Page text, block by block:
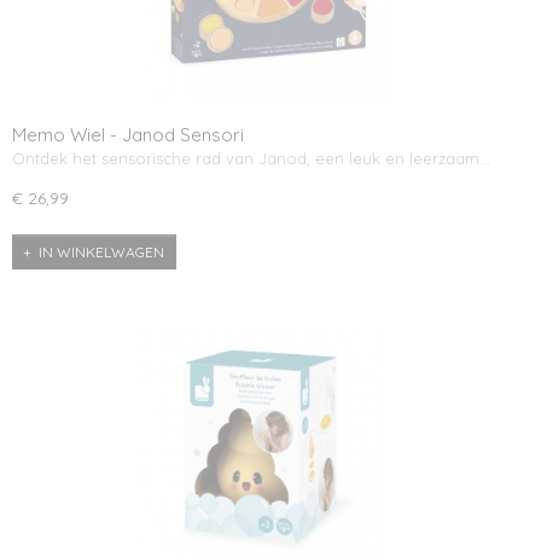
Memo Wiel - Janod Sensori
Ontdek het sensorische rad van Janod, een leuk en leerzaam…
€ 26,99
IN WINKELWAGEN